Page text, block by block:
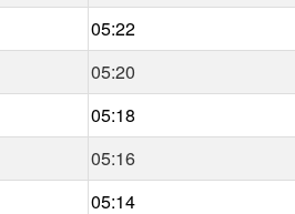
05:22
05:20
05:18
05:16
05:14